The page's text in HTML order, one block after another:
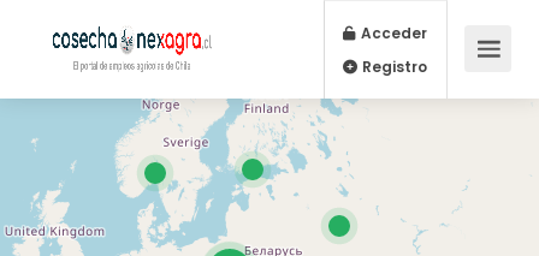
Acceder
Registro